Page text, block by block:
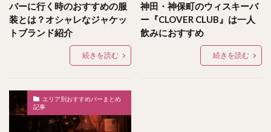
バーに行く時のおすすめの服
装とは？オシャレなジャケッ
トブランド紹介
続きを読む
神田・神保町のウィスキーバ
ー『CLOVER CLUB』は一人
飲みにおすすめ
続きを読む
エリア別おすすめバーまとめ
記事